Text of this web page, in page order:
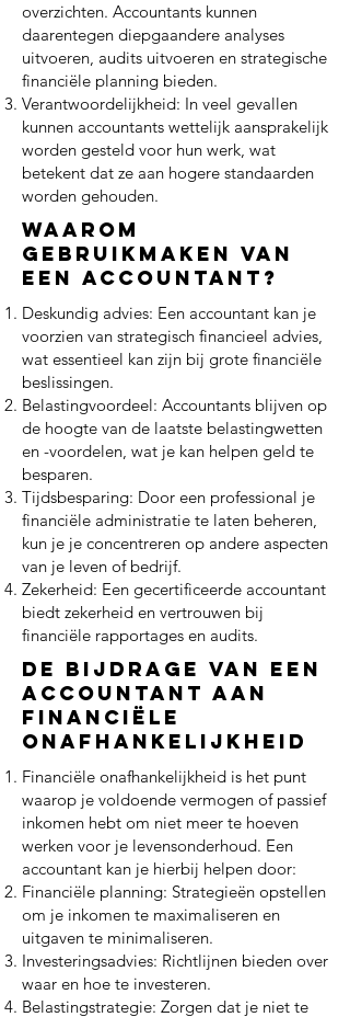
overzichten. Accountants kunnen
daarentegen diepgaandere analyses
uitvoeren, audits uitvoeren en strategische
financiële planning bieden.
Verantwoordelijkheid: In veel gevallen
kunnen accountants wettelijk aansprakelijk
worden gesteld voor hun werk, wat
betekent dat ze aan hogere standaarden
worden gehouden.
Waarom
gebruikmaken van
een accountant?
Deskundig advies: Een accountant kan je
voorzien van strategisch financieel advies,
wat essentieel kan zijn bij grote financiële
beslissingen.
Belastingvoordeel: Accountants blijven op
de hoogte van de laatste belastingwetten
en -voordelen, wat je kan helpen geld te
besparen.
Tijdsbesparing: Door een professional je
financiële administratie te laten beheren,
kun je je concentreren op andere aspecten
van je leven of bedrijf.
Zekerheid: Een gecertificeerde accountant
biedt zekerheid en vertrouwen bij
financiële rapportages en audits.
De bijdrage van een
accountant aan
financiële
onafhankelijkheid
Financiële onafhankelijkheid is het punt
waarop je voldoende vermogen of passief
inkomen hebt om niet meer te hoeven
werken voor je levensonderhoud. Een
accountant kan je hierbij helpen door:
Financiële planning: Strategieën opstellen
om je inkomen te maximaliseren en
uitgaven te minimaliseren.
Investeringsadvies: Richtlijnen bieden over
waar en hoe te investeren.
Belastingstrategie: Zorgen dat je niet te